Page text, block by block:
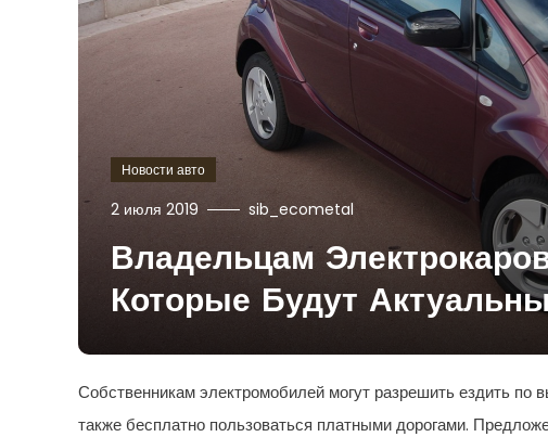
Новости авто
2 июля 2019 sib_ecometal
Владельцам
Которые Будут
Собственникам электромобилей могут разрешить ездить
также бесплатно пользоваться платными дорогами.